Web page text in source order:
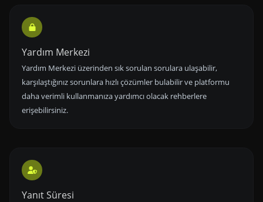
Yardım Merkezi
Yardım Merkezi üzerinden sık sorulan sorulara ulaşabilir,
karşılaştığınız sorunlara hızlı çözümler bulabilir ve platformu
daha verimli kullanmanıza yardımcı olacak rehberlere
erişebilirsiniz.
Yanıt Süresi